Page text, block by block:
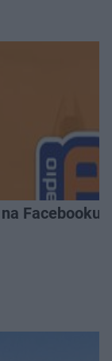
Facebooku!